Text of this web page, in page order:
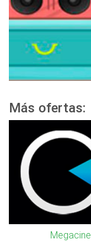
Más ofertas:
Megacine